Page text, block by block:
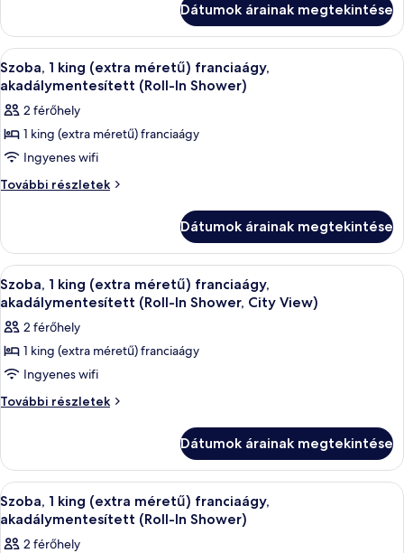
king
(extra
méretű)
franciaágy
méretű)
franciaágy
további
részletei
Dátumok árainak megtekintése
A
következő
szoba
összes
képének
megtekintése:
Szoba,
(extra
méretű)
franciaágy,
akadálymentesített
(Roll-
In
Shower)
Egy modern fürőszoba, amelyben
3
Szoba, 1 king (extra méretű) franciaágy,
akadálymentesített (Roll-In Shower)
2 férőhely
1 king (extra méretű) franciaágy
Ingyenes wifi
További részletek
Szoba,
méretű)
franciaágy,
akadálymentesített
(Roll-
Shower)
további
részletei
Dátumok árainak megtekintése
A
következő
szoba
összes
képének
megtekintése:
Szoba,
(extra
méretű)
franciaágy,
akadálymentesített
(Roll-
Egy modern fürőszoba, amelyben
3
Szoba, 1 king (extra méretű) franciaágy,
akadálymentesített (Roll-In Shower, City View)
2 férőhely
1 king (extra méretű) franciaágy
Ingyenes wifi
További részletek
Szoba,
méretű)
franciaágy,
akadálymentesített
(Roll-
Shower,
Dátumok árainak megtekintése
A
következő
szoba
Egy modern fürőszoba, amelyben
3
Szoba, 1 king (extra méretű) franciaágy,
akadálymentesített (Roll-In Shower)
2 férőhely